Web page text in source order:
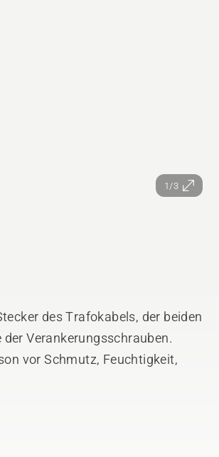
1/3
des Trafokabels, der beiden
Verankerungsschrauben.
vor Schmutz, Feuchtigkeit,